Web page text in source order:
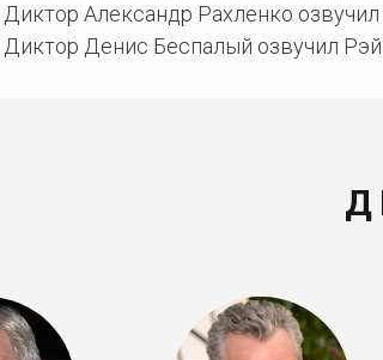
Диктор Александр Рахленко
Диктор Денис Беспалый озвучил